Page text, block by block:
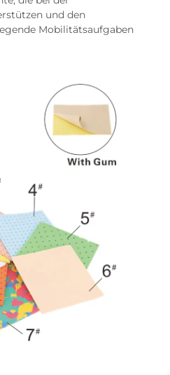
und den
Mobilitätsaufgaben